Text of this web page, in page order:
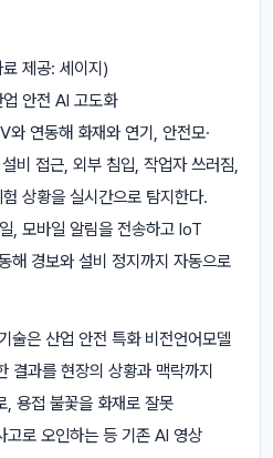
제공: 세이지)
안전 AI 고도화
연동해 화재와 연기, 안전모·
비 접근, 외부 침입, 작업자 쓰러짐,
상황을 실시간으로 탐지한다.
, 모바일 알림을 전송하고 IoT
해 경보와 설비 정지까지 자동으로
술은 산업 안전 특화 비전언어모델
결과를 현장의 상황과 맥락까지
, 용접 불꽃을 화재로 잘못
고로 오인하는 등 기존 AI 영상